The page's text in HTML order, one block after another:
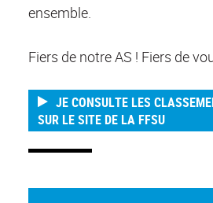
ensemble.
Fiers de notre AS ! Fiers de
JE CONSULTE LES
SUR LE SITE DE LA FFSU